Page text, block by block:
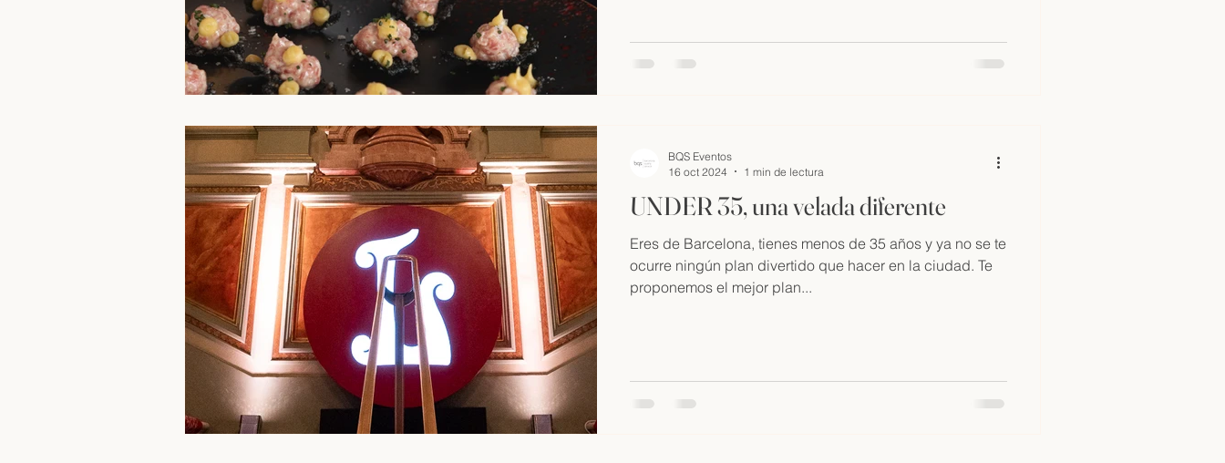
UNDER 35, una velada diferente
Eres de Barcelona, tienes menos de 35 años y ya no se te
ocurre ningún plan divertido que hacer en la ciudad. Te
proponemos el mejor plan...
BQS Eventos
16 oct 2024
1 min de lectura